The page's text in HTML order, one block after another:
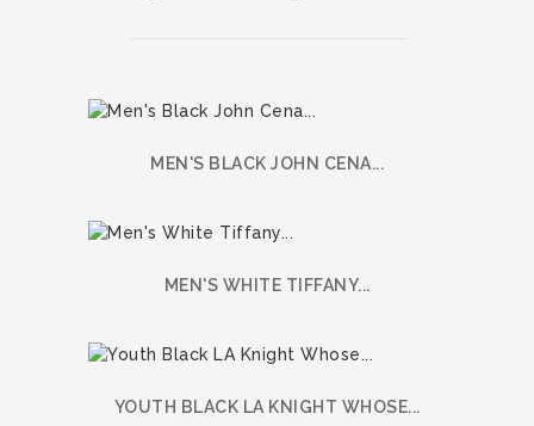
MEN'S BLACK JOHN CENA...
MEN'S WHITE TIFFANY...
YOUTH BLACK LA KNIGHT WHOSE...